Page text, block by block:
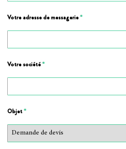
Votre adresse de messagerie*
Votre société*
Objet*